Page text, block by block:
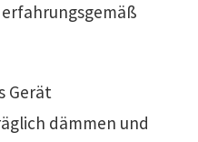
Gerät
dämmen und